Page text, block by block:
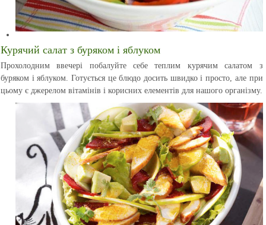
Курячий салат з буряком і яблуком
Прохолодним ввечері побалуйте себе теплим курячим салатом з
буряком і яблуком. Готується це блюдо досить швидко і просто, але при
цьому є джерелом вітамінів і корисних елементів для нашого організму.